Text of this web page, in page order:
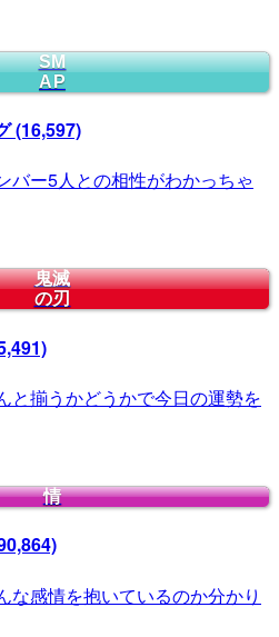
SM
AP
(16,597)
バー5人との相性がわかっちゃ
鬼滅
の刃
と揃うかどうかで今日の運勢を
情
な感情を抱いているのか分かり